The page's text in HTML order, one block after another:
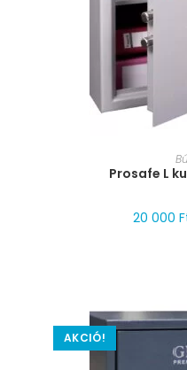
MÉRET
Prosafe L
20 000
AKCIÓ!